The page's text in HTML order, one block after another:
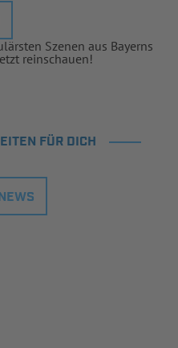
Szenen aus Bayerns
reinschauen!
FÜR DICH